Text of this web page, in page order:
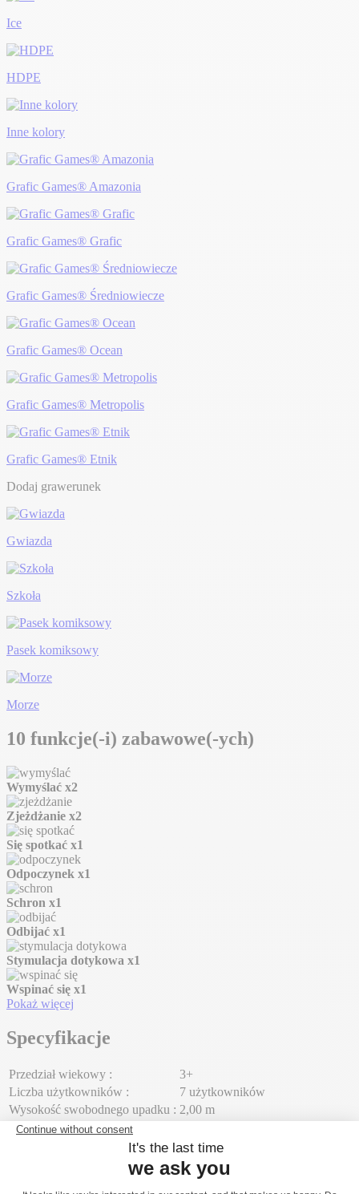
Ice
HDPE
Inne kolory
Grafic Games® Amazonia
Grafic Games® Grafic
Grafic Games® Średniowiecze
Grafic Games® Ocean
Grafic Games® Metropolis
Grafic Games® Etnik
Dodaj grawerunek
Gwiazda
Szkoła
Pasek komiksowy
Morze
10 funkcje(-i) zabawowe(-ych)
Wymyślać x2
Zjeżdżanie x2
Się spotkać x1
Odpoczynek x1
Schron x1
Odbijać x1
Stymulacja dotykowa x1
Wspinać się x1
Pokaż więcej
Specyfikacje
Przedział wiekowy :
3+
Liczba użytkowników :
7 użytkowników
Wysokość swobodnego upadku : 2,00 m
Wymiary :
Montaż urządzenia